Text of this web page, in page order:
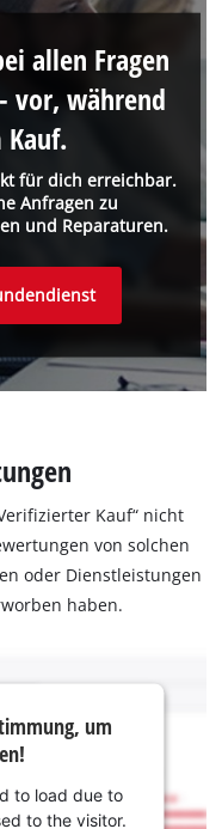
für dich erreichbar.
Anfragen zu
und Reparaturen.
allen Fragen
vor, während
Kauf.
Kauf“ nicht
von solchen
oder Dienstleistungen
haben.
um
to load due to
to the visitor.